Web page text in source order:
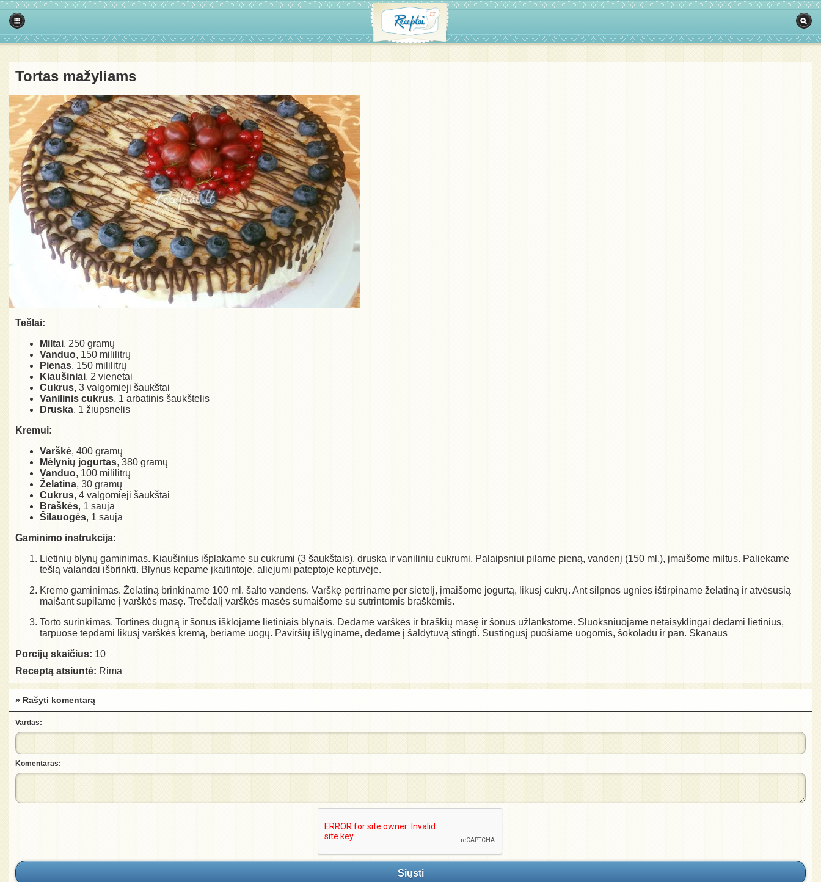
Tortas mažyliams
Tešlai:
Miltai, 250 gramų
Vanduo, 150 mililitrų
Pienas, 150 mililitrų
Kiaušiniai, 2 vienetai
Cukrus, 3 valgomieji šaukštai
Vanilinis cukrus, 1 arbatinis šaukštelis
Druska, 1 žiupsnelis
Kremui:
Varškė, 400 gramų
Mėlynių jogurtas, 380 gramų
Vanduo, 100 mililitrų
Želatina, 30 gramų
Cukrus, 4 valgomieji šaukštai
Braškės, 1 sauja
Šilauogės, 1 sauja
Gaminimo instrukcija:
Lietinių blynų gaminimas. Kiaušinius išplakame su cukrumi (3 šaukštais), druska ir vaniliniu cukrumi. Palaipsniui pilame pieną, vandenį (150 ml.), įmaišome miltus. Paliekame
tešlą valandai išbrinkti. Blynus kepame įkaitintoje, aliejumi pateptoje keptuvėje.
Kremo gaminimas. Želatiną brinkiname 100 ml. šalto vandens. Varškę pertriname per sietelį, įmaišome jogurtą, likusį cukrų. Ant silpnos ugnies ištirpiname želatiną ir atvėsusią
maišant supilame į varškės masę. Trečdalį varškės masės sumaišome su sutrintomis braškėmis.
Torto surinkimas. Tortinės dugną ir šonus išklojame lietiniais blynais. Dedame varškės ir braškių masę ir šonus užlankstome. Sluoksniuojame netaisyklingai dėdami lietinius,
tarpuose tepdami likusį varškės kremą, beriame uogų. Paviršių išlyginame, dedame į šaldytuvą stingti. Sustingusį puošiame uogomis, šokoladu ir pan. Skanaus
Porcijų skaičius: 10
Receptą atsiuntė: Rima
» Rašyti komentarą
Vardas:
Komentaras:
Siųsti